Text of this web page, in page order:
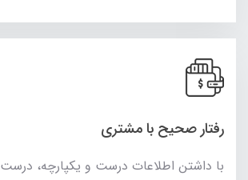
رفتار صحیح با مشتری
با داشتن اطلاعات درست و یکپارچه،